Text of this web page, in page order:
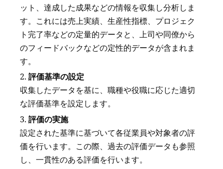
ット、達成した成果などの情報を収集し分析しま
す。これには売上実績、生産性指標、プロジェク
ト完了率などの定量的データと、上司や同僚から
のフィードバックなどの定性的データが含まれま
す。
評価基準の設定
収集したデータを基に、職種や役職に応じた適切
な評価基準を設定します。
評価の実施
設定された基準に基づいて各従業員や対象者の評
価を行います。この際、過去の評価データも参照
し、一貫性のある評価を行います。